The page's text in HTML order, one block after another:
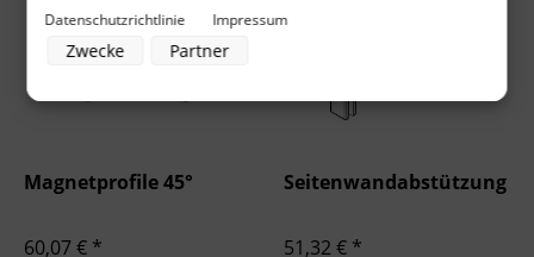
Magnetprofile 45°
60,07 € *
Seitenwandabstützung
51,32 € *
Zwecke der Datenverarbeitung durch unsere Partner:
Speichern von oder Zugriff auf Informationen auf einem Endgerät
Verwendung von Profilen zur Auswahl personalisierter Werbung
Erstellung von Profilen zur Personalisierung von Inhalten
Messung der Performance von Inhalten
Analyse von Zielgruppen durch Statistiken oder Kombinationen von
Verwendung reduzierter Daten zur Auswahl von Inhalten
Datenschutzrichtlinie Impressum
Zwecke Partner